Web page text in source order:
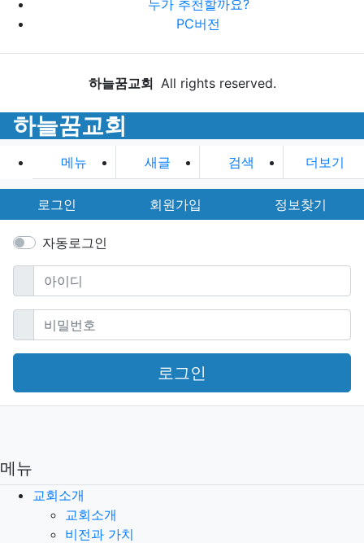
누가 추천할까요?
PC버전
하늘꿈교회 All rights reserved.
하늘꿈교회
메뉴 새글 검색 더보기
로그인 회원가입 정보찾기
자동로그인
아이디필수
비밀번호필수
로그인
메뉴
교회소개
교회소개
비전과 가치